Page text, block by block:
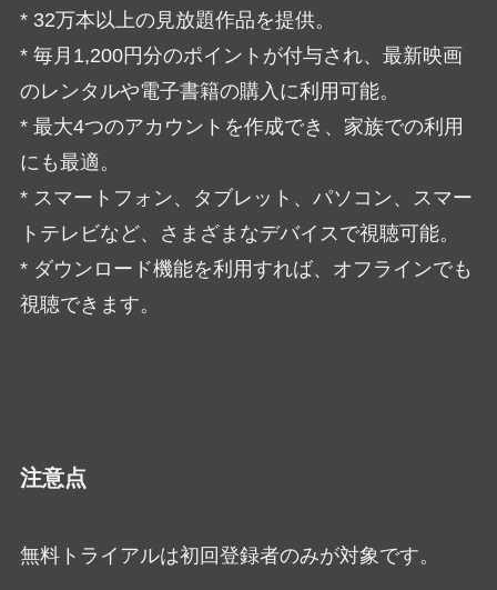
* 32万本以上の見放題作品を提供。
* 毎月1,200円分のポイントが付与され、最新映画
のレンタルや電子書籍の購入に利用可能。
* 最大4つのアカウントを作成でき、家族での利用
にも最適。
* スマートフォン、タブレット、パソコン、スマー
トテレビなど、さまざまなデバイスで視聴可能。
* ダウンロード機能を利用すれば、オフラインでも
視聴できます。
注意点
無料トライアルは初回登録者のみが対象です。